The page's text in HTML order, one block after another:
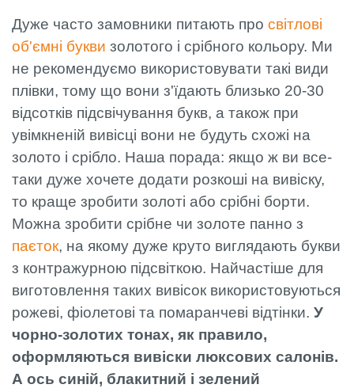
Дуже часто замовники питають про світлові
об'ємні букви золотого і срібного кольору. Ми
не рекомендуємо використовувати такі види
плівки, тому що вони з'їдають близько 20-30
відсотків підсвічування букв, а також при
увімкненій вивісці вони не будуть схожі на
золото і срібло. Наша порада: якщо ж ви все-
таки дуже хочете додати розкоші на вивіску,
то краще зробити золоті або срібні борти.
Можна зробити срібне чи золоте панно з
паєток, на якому дуже круто виглядають букви
з контражурною підсвіткою. Найчастіше для
виготовлення таких вивісок використовуються
рожеві, фіолетові та помаранчеві відтінки. У
чорно-золотих тонах, як правило,
оформляються вивіски люксових салонів.
А ось синій, блакитний і зелений